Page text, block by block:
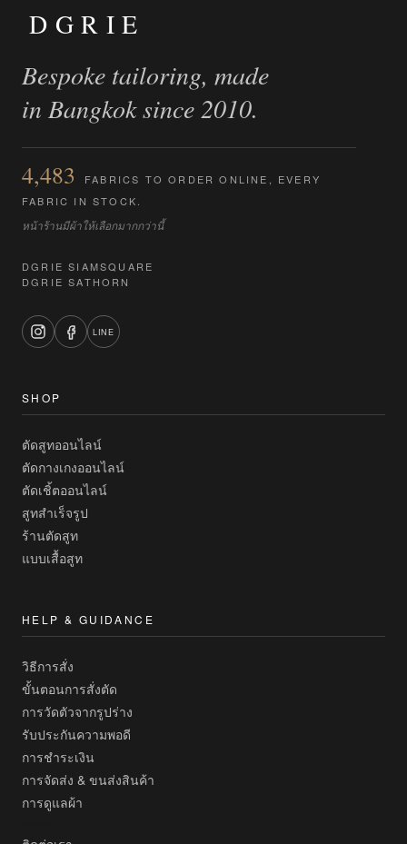
DGRIE
Bespoke tailoring, made
in Bangkok since 2010.
4,483
FABRICS TO ORDER ONLINE, EVERY
FABRIC IN STOCK.
หน้าร้านมีผ้าให้เลือกมากกว่านี้
DGRIE SIAMSQUARE
DGRIE SATHORN
LINE
SHOP
ตัดสูทออนไลน์
ตัดกางเกงออนไลน์
ตัดเชิ้ตออนไลน์
สูทสำเร็จรูป
ร้านตัดสูท
แบบเสื้อสูท
HELP & GUIDANCE
วิธีการสั่ง
ขั้นตอนการสั่งตัด
การวัดตัวจากรูปร่าง
รับประกันความพอดี
การชำระเงิน
การจัดส่ง & ขนส่งสินค้า
การดูแลผ้า